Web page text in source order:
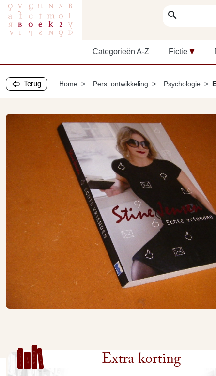
search
Categorieën A-Z Fictie
Terug Home Pers. ontwikkeling Psychologie
Extra korting